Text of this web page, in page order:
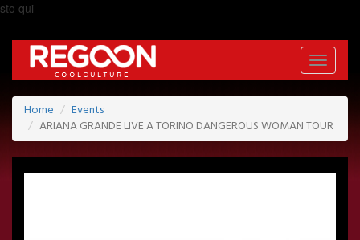
sto qui
Toggle
Home
Events
ARIANA GRANDE LIVE A TORINO DANGEROUS WOMAN TOUR